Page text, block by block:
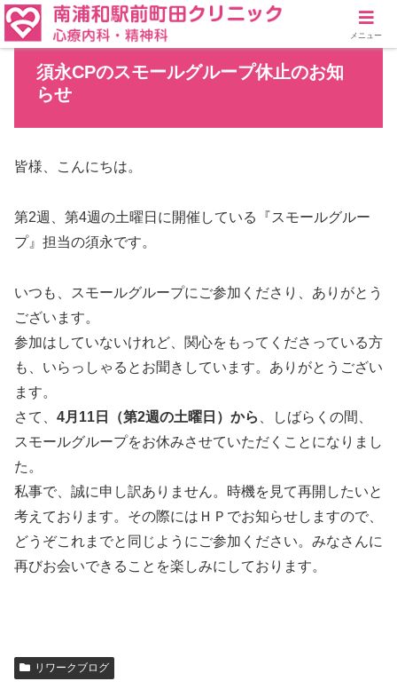
須永CPのスモールグループ休止のお知
らせ
皆様、こんにちは。
第2週、第4週の土曜日に開催している『スモールグルー
プ』担当の須永です。
いつも、スモールグループにご参加くださり、ありがとう
ございます。
参加はしていないけれど、関心をもってくださっている方
も、いらっしゃるとお聞きしています。ありがとうござい
ます。
さて、 4月11日（第2週の土曜日）から
、しばらくの間、
スモールグループをお休みさせていただくことになりまし
た。
私事で、誠に申し訳ありません。時機を見て再開したいと
考えております。その際にはＨＰでお知らせしますので、
どうぞこれまでと同じようにご参加ください。みなさんに
再びお会いできることを楽しみにしております。
リワークブログ
メニュー